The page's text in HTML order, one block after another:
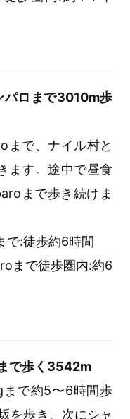
パロまで3010m歩
まで、ナイル村と
ます。途中で昼食
まで歩き続けま
で:徒歩約6時間
まで徒歩圏内:約6
で歩く3542m
で約5〜6時間歩
を歩き、次にシャ